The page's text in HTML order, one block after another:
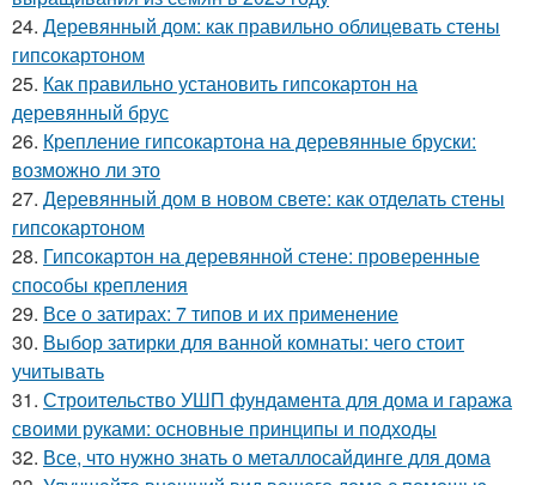
24. Деревянный дом: как правильно облицевать стены
гипсокартоном
25. Как правильно установить гипсокартон на
деревянный брус
26. Крепление гипсокартона на деревянные бруски:
возможно ли это
27. Деревянный дом в новом свете: как отделать стены
гипсокартоном
28. Гипсокартон на деревянной стене: проверенные
способы крепления
29. Все о затирах: 7 типов и их применение
30. Выбор затирки для ванной комнаты: чего стоит
учитывать
31. Строительство УШП фундамента для дома и гаража
своими руками: основные принципы и подходы
32. Все, что нужно знать о металлосайдинге для дома